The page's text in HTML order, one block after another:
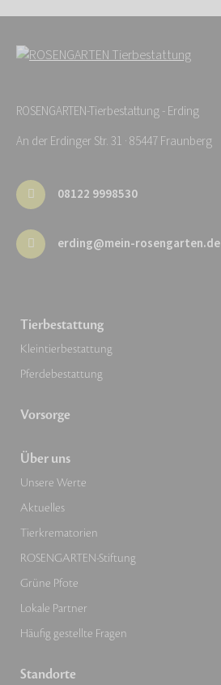
ROSENGARTEN-Tierbestattung - Erding
An der Erdinger Str. 31 · 85447 Fraunberg
08122 9998530
erding@mein-rosengarten.de
Tierbestattung
Kleintierbestattung
Pferdebestattung
Vorsorge
Über uns
Unsere Werte
Aktuelles
Tierkrematorien
ROSENGARTEN-Stiftung
Grüne Pfote
Lokale Partner
Häufig gestellte Fragen
Standorte